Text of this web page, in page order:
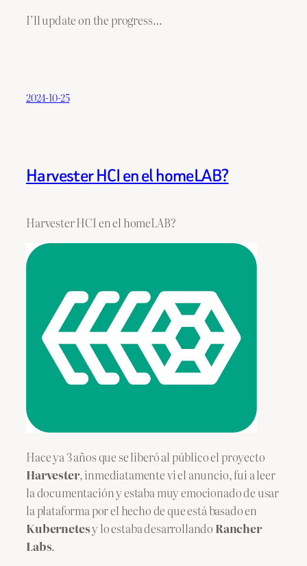
I’ll update on the progress…
2024-10-25
Harvester HCI en el homeLAB?
Harvester HCI en el homeLAB?
Hace ya 3 años que se liberó al público el proyecto
Harvester, inmediatamente vi el anuncio, fui a leer
la documentación y estaba muy emocionado de usar
la plataforma por el hecho de que está basado en
Kubernetesy lo estaba desarrollando Rancher
Labs.